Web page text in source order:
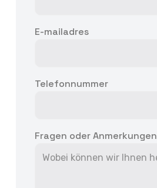
E-mailadres
Telefonnummer
Fragen oder Anmerkungen